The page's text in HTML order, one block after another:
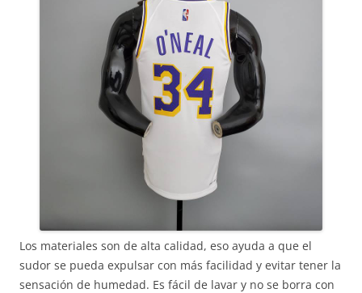
Los materiales son de alta calidad, eso ayuda a que el
sudor se pueda expulsar con más facilidad y evitar tener la
sensación de humedad. Es fácil de lavar y no se borra con